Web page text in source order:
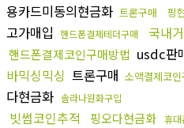
용카드미동의현금화 트론구매 핑
고가매입 핸드폰결제테더구매 국내
핸드폰결제코인구매방법 usdc판
바믹싱믹싱 트론구매 소액결제코인
다현금화 솔라나원화구입
빗썸코인추적 핑오다현금화 휴대